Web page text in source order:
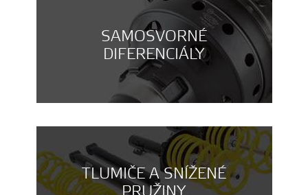
SAMOSVORNÉ
DIFERENCIÁLY
TLUMIČE A SNÍŽENÉ